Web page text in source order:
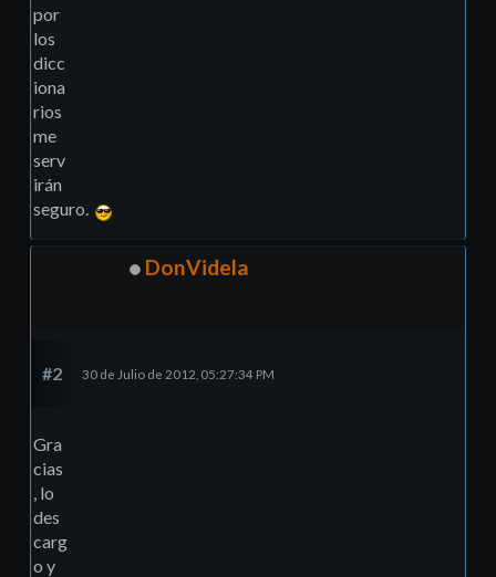
por
los
dicc
iona
rios
me
serv
irán
seguro.
DonVidela
#2 30 de Julio de 2012, 05:27:34 PM
Gra
cias
, lo
des
carg
o y